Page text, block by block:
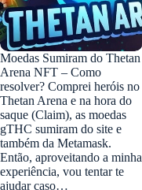
Moedas Sumiram do Thetan
Arena NFT – Como
resolver? Comprei heróis no
Thetan Arena e na hora do
saque (Claim), as moedas
gTHC sumiram do site e
também da Metamask.
Então, aproveitando a minha
experiência, vou tentar te
ajudar caso…